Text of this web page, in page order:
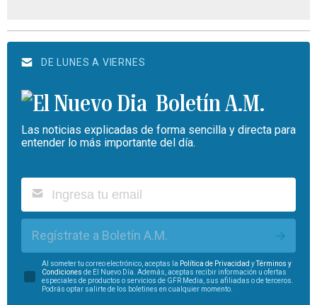
DE LUNES A VIERNES
Boletín A.M.
Las noticias explicadas de forma sencilla y directa para
entender lo más importante del día.
Regístrate a Boletín A.M.
Al someter tu correo electrónico, aceptas la Política de Privacidad y
Términos y
Condiciones de El Nuevo Día. Además, aceptas recibir información u ofertas
especiales de productos o servicios de GFR Media, sus afiliadas o de terceros.
Podrás optar salirte de los boletines en cualquier momento.